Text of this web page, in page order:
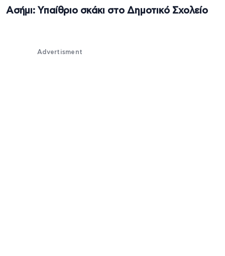
Ασήμι: Υπαίθριο σκάκι στο Δημοτικό Σχολείο
Advertisment